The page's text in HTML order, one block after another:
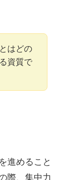
はどの
資質で
進めること
際、集中力